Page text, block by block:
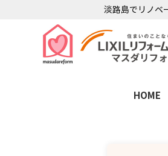
淡路島でリノベ
HOME